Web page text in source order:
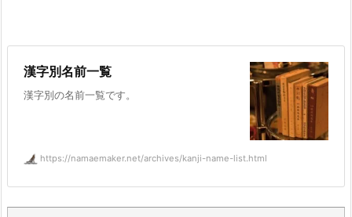
漢字別名前一覧
漢字別の名前一覧です。
https://namaemaker.net/archives/kanji-name-list.html